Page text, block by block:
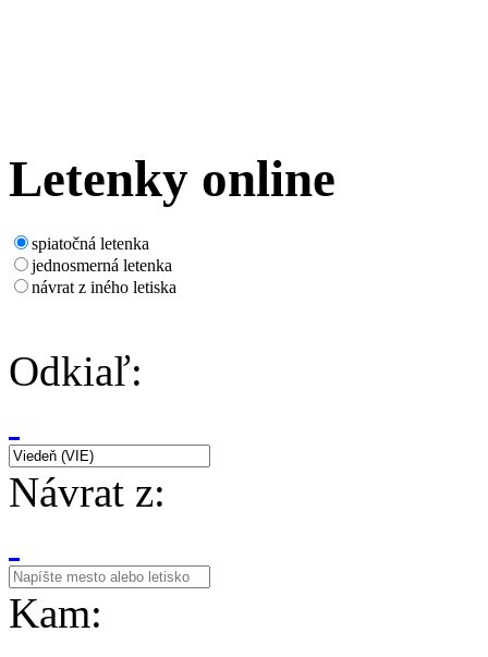
Letenky online
spiatočná letenka
jednosmerná letenka
návrat z iného letiska
Odkiaľ:
Návrat z:
Kam: